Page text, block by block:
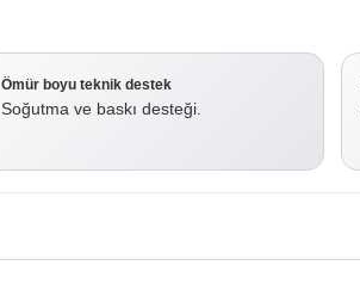
Ömür boyu teknik destek
Soğutma ve baskı desteği.